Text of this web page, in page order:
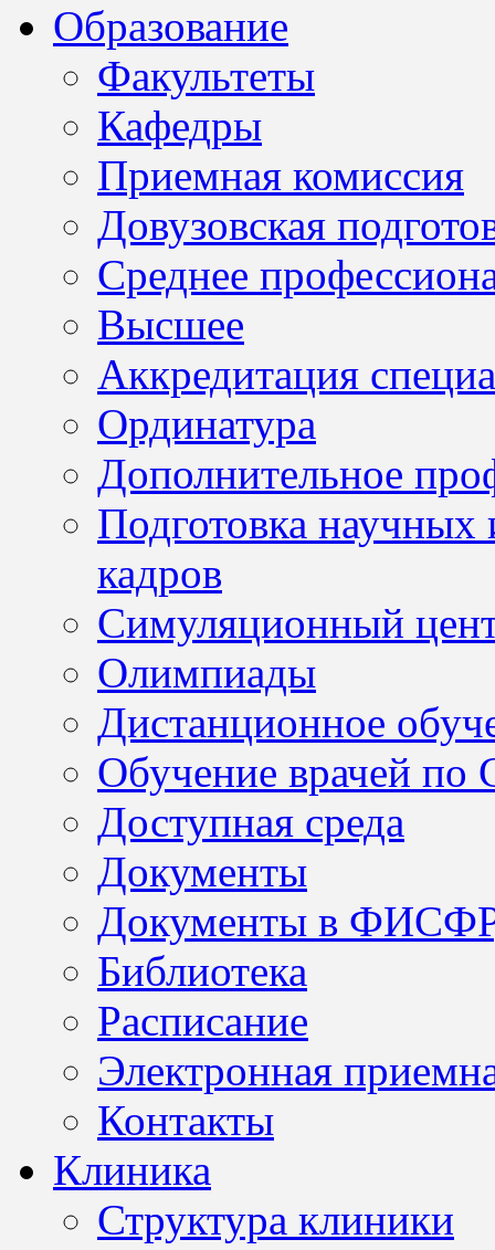
Образование
Факультеты
Кафедры
Приемная комиссия
Довузовская
Среднее
Высшее
Аккредитация
Ординатура
Дополнительное
Подготовка научных
кадров
Симуляционный
Олимпиады
Дистанционное
Обучение врачей по
Доступная среда
Документы
Документы в
Библиотека
Расписание
Электронная
Контакты
Клиника
Структура клиники